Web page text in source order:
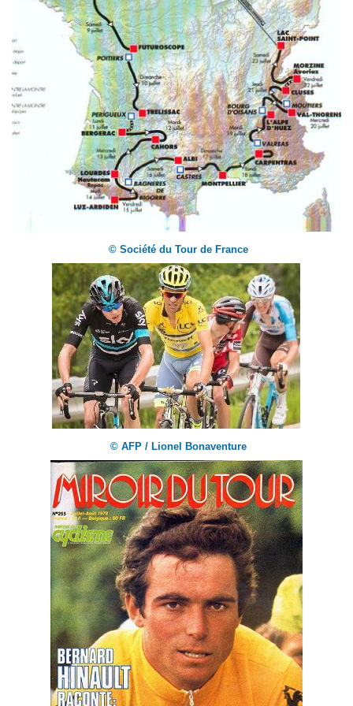
© Société du Tour de France
© AFP / Lionel Bonaventure